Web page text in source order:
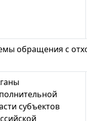
обращения с
субъектов